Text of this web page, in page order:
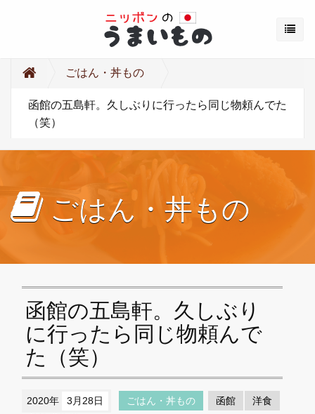
ごはん・丼もの
函館の五島軒。久しぶりに行ったら同じ物頼んでた
（笑）
ごはん・丼もの
函館の五島軒。久しぶり
に行ったら同じ物頼んで
た（笑）
2020年 3月28日 ごはん・丼もの 函館
洋食